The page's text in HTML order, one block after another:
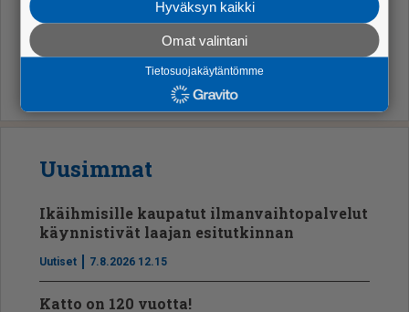
Pää­toi­mit­ta­ja
Uusimmat
Ikäihmisille kaupatut ilmanvaihtopalvelut
käynnistivät laajan esitutkinnan
Uutiset 7.8.2026 12.15
Katto on 120 vuotta!
Hyväksyn kaikki
Omat valintani
Tietosuojakäytäntömme